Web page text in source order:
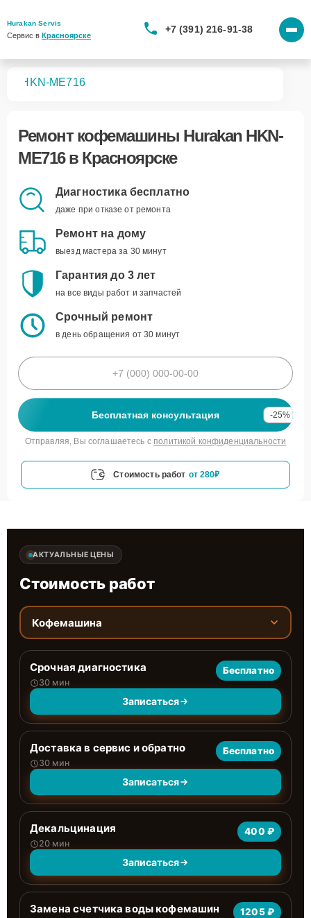
Hurakan Servis
Сервис в Красноярске
+7 (391) 216-91-38
HKN-ME716
Ремонт кофемашины Hurakan HKN-
ME716в Красноярске
Диагностика бесплатно
даже при отказе от ремонта
Ремонт на дому
выезд мастера за 30 минут
Гарантия до 3 лет
на все виды работ и запчастей
Срочный ремонт
в день обращения от 30 минут
Бесплатная консультация -25%
Отправляя, Вы соглашаетесь с политикой конфиденциальности
Стоимость работ от 280₽
АКТУАЛЬНЫЕ ЦЕНЫ
Стоимость работ
Кофемашина
Срочная диагностика
30 мин
Бесплатно
Записаться
Доставка в сервис и обратно
30 мин
Бесплатно
Записаться
Декальцинация
20 мин
400 ₽
Записаться
Замена счетчика воды кофемашин 1205 ₽